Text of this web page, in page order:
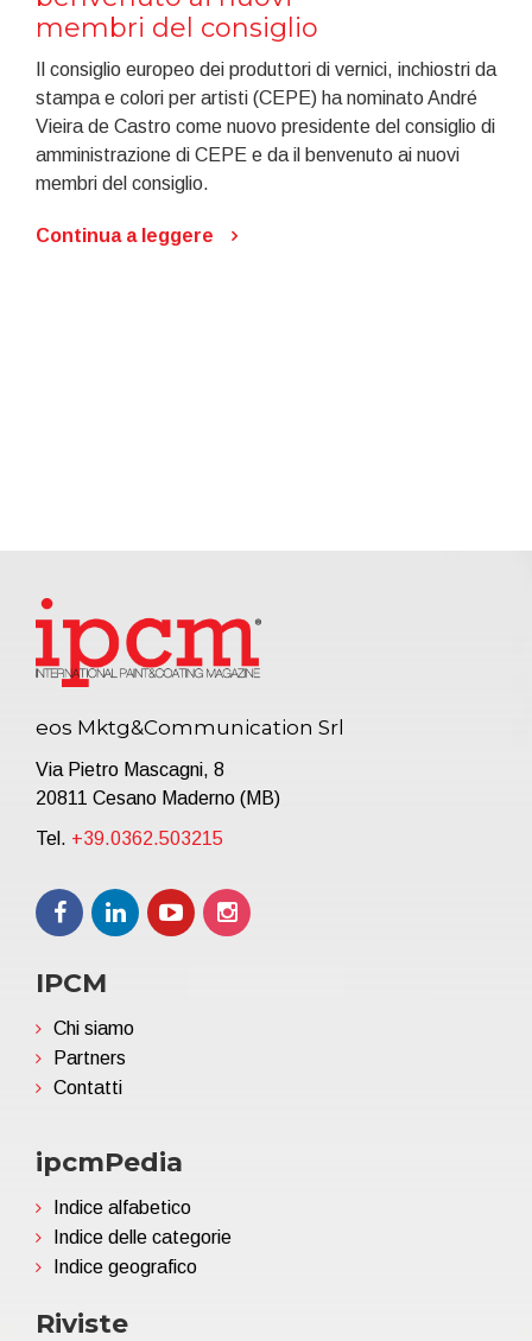
membri del consiglio
Il consiglio europeo dei produttori di vernici, inchiostri da
stampa e colori per artisti (CEPE) ha nominato André
Vieira de Castro come nuovo presidente del consiglio di
amministrazione di CEPE e da il benvenuto ai nuovi
membri del consiglio.
Continua a leggere
eos Mktg&Communication Srl
Via Pietro Mascagni, 8
20811 Cesano Maderno (MB)
Tel. +39.0362.503215
IPCM
Chi siamo
Partners
Contatti
ipcmPedia
Indice alfabetico
Indice delle categorie
Indice geografico
Riviste